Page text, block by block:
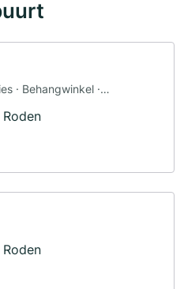
· Behangwinkel ·